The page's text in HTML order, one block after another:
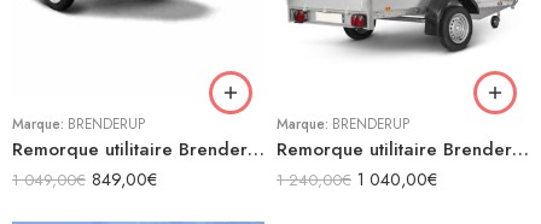
Marque: BRENDERUP
Remorque utilitaire Brenderup 2205 S
1 049,00€ 849,00€
Marque: BRENDERUP
Remorque utilitaire Brenderup 2260 S
1 240,00€ 1 040,00€